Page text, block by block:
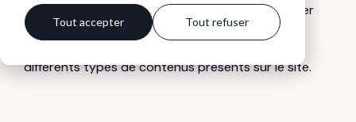
Tout accepter Tout refuser
pratique pour les utilisateurs qui veulent chercher
une information. La barre de navigation d'un site
différents types de contenus présents sur le site.